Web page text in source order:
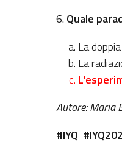
6.Quale
La
La
Autore: Maria
#IYQ